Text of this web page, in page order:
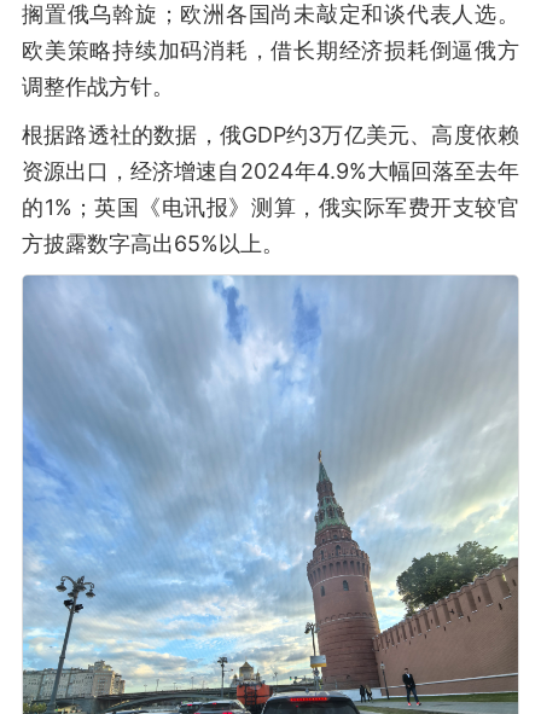
搁置俄乌斡旋；欧洲各国尚未敲定和谈代表人选。
欧美策略持续加码消耗，借长期经济损耗倒逼俄方
调整作战方针。
根据路透社的数据，俄GDP约3万亿美元、高度依赖
资源出口，经济增速自2024年4.9%大幅回落至去年
的1%；英国《电讯报》测算，俄实际军费开支较官
方披露数字高出65%以上。